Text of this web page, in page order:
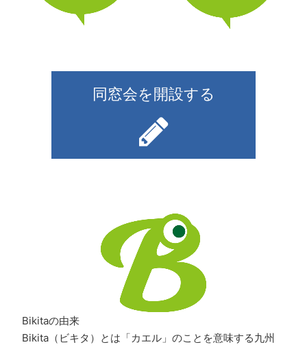
同窓会を開設する
Bikitaの由来
Bikita（ビキタ）とは「カエル」のことを意味する九州